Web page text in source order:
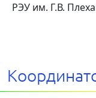
РЭУ им. Г.В.